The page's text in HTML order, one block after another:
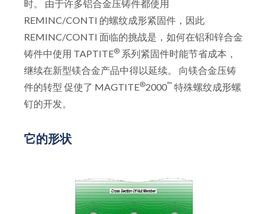
时。 由于许多铝合金压铸件都使用
REMINC/CONTI 的螺纹成形紧固件，因此
REMINC/CONTI 面临的挑战是，如何在铝和锌合金
铸件中使用 TAPTITE® 系列紧固件时能节省成本，
继续在新型镁合金产品中得以延续。 向镁合金压铸
件的转型 促使了 MAGTITE®2000™ 特殊螺纹成形螺
钉的开发。
它的形状